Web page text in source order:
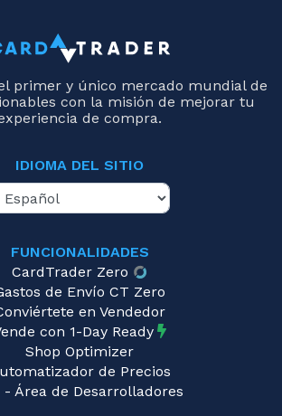
primer y único mercado mundial de
con la misión de mejorar tu
de compra.
IDIOMA DEL SITIO
FUNCIONALIDADES
CardTrader Zero
de Envío CT Zero
en Vendedor
con 1-Day Ready
Shop Optimizer
de Precios
- Área de Desarrolladores